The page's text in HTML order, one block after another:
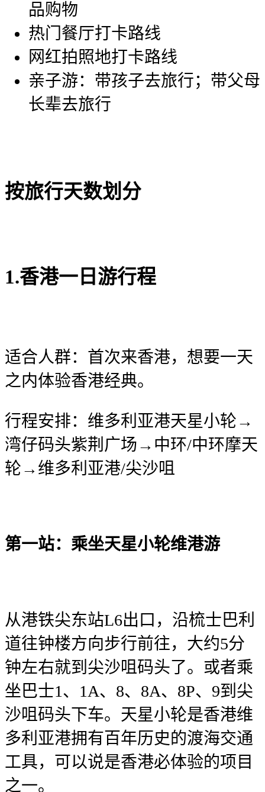
品购物
热门餐厅打卡路线
网红拍照地打卡路线
亲子游：带孩子去旅行；带父母
长辈去旅行
按旅行天数划分
1.香港一日游行程
适合人群：首次来香港，想要一天
之内体验香港经典。
行程安排：维多利亚港天星小轮→
湾仔码头紫荆广场→中环/中环摩天
轮→维多利亚港/尖沙咀
第一站：乘坐天星小轮维港游
从港铁尖东站L6出口，沿梳士巴利
道往钟楼方向步行前往，大约5分
钟左右就到尖沙咀码头了。或者乘
坐巴士1、1A、8、8A、8P、9到尖
沙咀码头下车。天星小轮是香港维
多利亚港拥有百年历史的渡海交通
工具，可以说是香港必体验的项目
之一。